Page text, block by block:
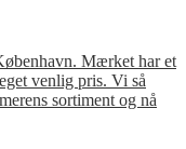
Mærket har et
venlig pris. Vi så
sortiment og nå